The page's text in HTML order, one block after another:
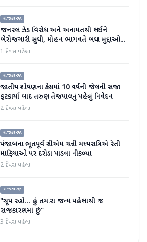
રાજકારણ
જનરલ ઝેડ વિરોધ અને અનામતથી લઈને
બેરોજગારી સુધી, મોહન ભાગવતે બધા મુદ્દાઓ
પર વાત કરી
1 દિવસ પહેલા
રાજકારણ
જાતીય શોષણના કેસમાં 10 વર્ષની જેલની સજા
ફટકાર્યા બાદ તરુણ તેજપાલનું પહેલું નિવેદન
2 દિવસ પહેલા
રાજકારણ
પંજાબના ભૂતપૂર્વ સીએમ ચન્ની મધ્યરાત્રિએ રેતી
માફિયાઓ પર દરોડા પાડવા નીકળ્યા
2 દિવસ પહેલા
રાજકારણ
"ચૂપ રહો... હું તમારા જન્મ પહેલાથી જ
રાજકારણમાં છું"
3 દિવસ પહેલા